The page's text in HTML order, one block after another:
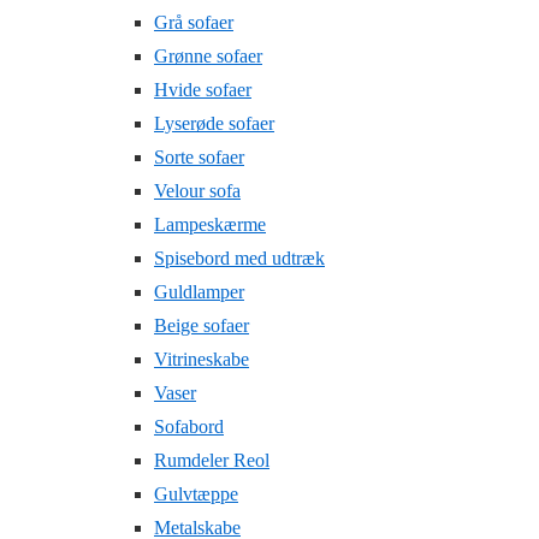
Grå sofaer
Grønne sofaer
Hvide sofaer
Lyserøde sofaer
Sorte sofaer
Velour sofa
Lampeskærme
Spisebord med udtræk
Guldlamper
Beige sofaer
Vitrineskabe
Vaser
Sofabord
Rumdeler Reol
Gulvtæppe
Metalskabe